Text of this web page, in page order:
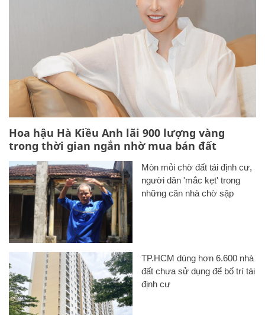
Hoa hậu Hà Kiều Anh lãi 900 lượng vàng
trong thời gian ngắn nhờ mua bán đất
Mòn mỏi chờ đất tái định cư,
người dân 'mắc kẹt' trong
những căn nhà chờ sập
TP.HCM dùng hơn 6.600 nhà
đất chưa sử dụng để bố trí tái
định cư